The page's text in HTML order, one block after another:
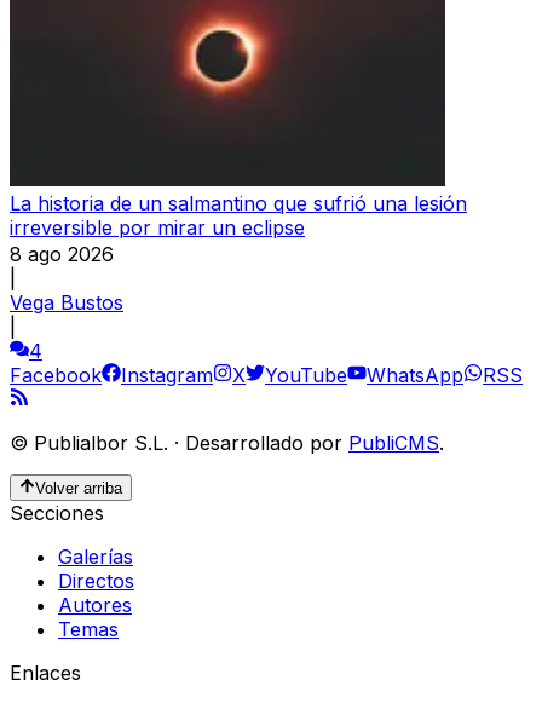
La historia de un salmantino que sufrió una lesión
irreversible por mirar un eclipse
8 ago 2026
Vega Bustos
4
Facebook
Instagram X YouTube WhatsApp RSS
© Publialbor S.L. · Desarrollado por PubliCMS.
Volver arriba
Secciones
Galerías
Directos
Autores
Temas
Enlaces